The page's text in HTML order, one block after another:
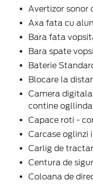
Avertizor sonor
Axa fata cu
Bara fata
Bara spate
Baterie
Blocare la
Camera
contine
Capace roti -
Carcase oglinzi
Carlig de
Centura de
Coloana de